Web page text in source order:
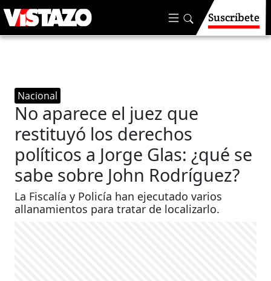
Suscríbete
Nacional
No aparece el juez que
restituyó los derechos
políticos a Jorge Glas: ¿qué se
sabe sobre John Rodríguez?
La Fiscalía y Policía han ejecutado varios
allanamientos para tratar de localizarlo.